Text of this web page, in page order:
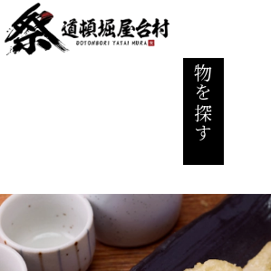
プライバシーポリシー
食べ物を探す